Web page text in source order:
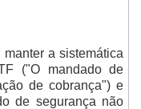
a sistemática
("O mandado de
de cobrança") e
de segurança não